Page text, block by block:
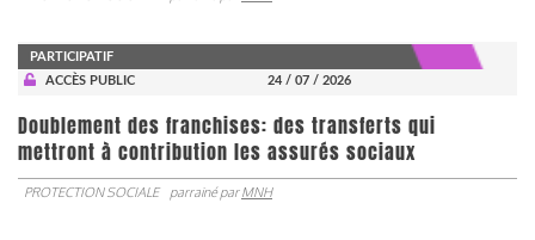
PARTICIPATIF
ACCÈS PUBLIC
24 / 07 / 2026
Doublement des franchises: des transferts qui
mettront à contribution les assurés sociaux
PROTECTION SOCIALE parrainé parMNH